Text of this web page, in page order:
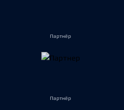
Партнёр
Партнёр